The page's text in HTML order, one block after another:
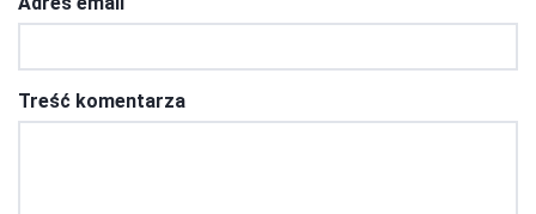
Treść komentarza